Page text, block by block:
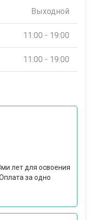
Выходной
11:00 - 19:00
11:00 - 19:00
лет для освоения
за одно